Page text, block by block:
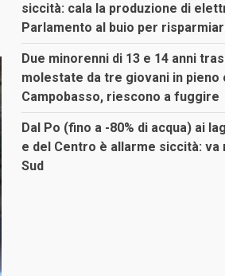
siccità: cala la produzione di
Parlamento al buio per
Due minorenni di 13 e 14 anni
molestate da tre giovani in pieno
Campobasso, riescono a fuggire
Dal Po (fino a -80% di acqua) ai
e del Centro è allarme siccità: va
Sud